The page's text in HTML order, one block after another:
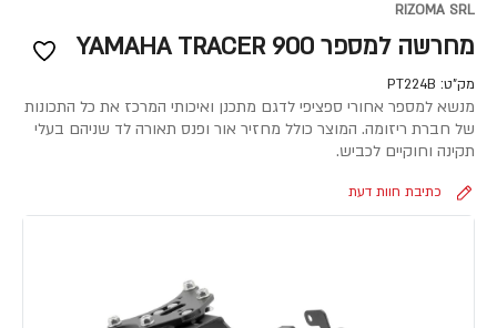
RIZOMA SRL
מחרשה למספר YAMAHA TRACER 900
מק"ט: PT224B
מנשא למספר אחורי ספציפי לדגם מתכנן ואיכותי המרכז את כל התכונות
של חברת ריזומה. המוצר כולל מחזיר אור ופנס תאורה לד שניהם בעלי
תקינה וחוקיים לכביש.
כתיבת חוות דעת